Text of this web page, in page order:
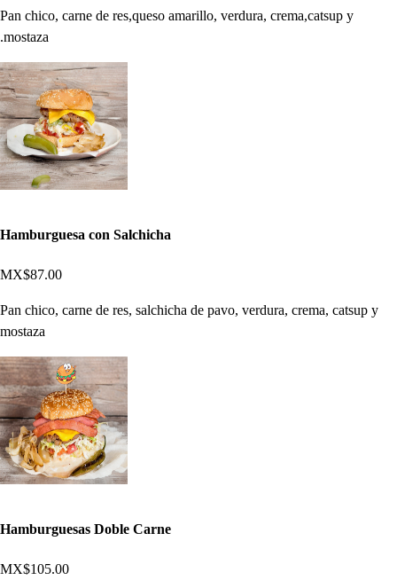
Pan chico, carne de res,queso amarillo, verdura, crema,catsup y
.mostaza
Hamburguesa con Salchicha
MX$87.00
Pan chico, carne de res, salchicha de pavo, verdura, crema, catsup y
mostaza
Hamburguesas Doble Carne
MX$105.00